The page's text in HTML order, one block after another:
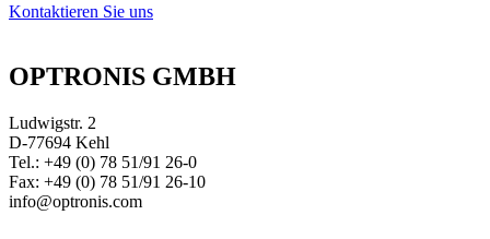
Kontaktieren Sie uns
OPTRONIS GMBH
Ludwigstr. 2
D-77694 Kehl
Tel.: +49 (0) 78 51/91 26-0
Fax: +49 (0) 78 51/91 26-10
info@optronis.com